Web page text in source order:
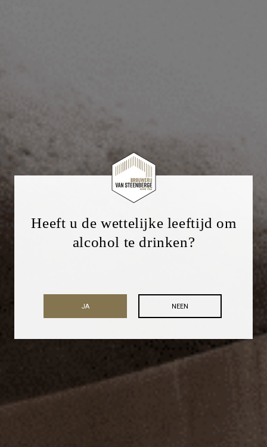
Heeft u de wettelijke leeftijd om
alcohol te drinken?
NEEN
JA